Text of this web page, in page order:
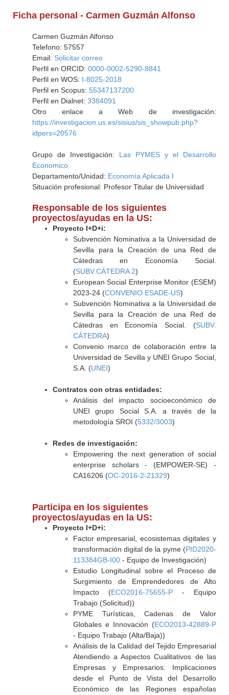
Ficha personal - Carmen Guzmán Alfonso
Carmen Guzmán Alfonso
Telefono: 57557
Email: Solicitar correo
Perfil en ORCID: 0000-0002-5290-8841
Perfil en WOS: I-8025-2018
Perfil en Scopus: 55347137200
Perfil en Dialnet: 3384091
Otro enlace a Web de investigación:
https://investigacion.us.es/sisius/sis_showpub.php?
idpers=20576
Grupo de Investigación: Las PYMES y el Desarrollo
Economico
Departamento/Unidad: Economía Aplicada I
Situación profesional: Profesor Titular de Universidad
Responsable de los siguientes
proyectos/ayudas en la US:
Proyecto I+D+i:
Subvención Nominativa a la Universidad de
Sevilla para la Creación de una Red de
Cátedras en Economía Social.
(SUBV.CÁTEDRA 2)
European Social Enterprise Monitor (ESEM)
2023-24 (CONVENIO ESADE-US)
Subvención Nominativa a la Universidad de
Sevilla para la Creación de una Red de
Cátedras en Economía Social. (SUBV.
CÁTEDRA)
Convenio marco de colaboración entre la
Universidad de Sevilla y UNEI Grupo Social,
S.A. (UNEI)
Contratos con otras entidades:
Análisis del impacto socioeconómico de
UNEI grupo Social S.A. a través de la
metodología SROI (5332/3003)
Redes de investigación:
Empowering the next generation of social
enterprise scholars - (EMPOWER-SE) -
CA16206 (OC-2016-2-21329)
Participa en los siguientes
proyectos/ayudas en la US:
Proyecto I+D+i:
Factor empresarial, ecosistemas digitales y
transformación digital de la pyme (PID2020-
113384GB-I00- Equipo de Investigación)
Estudio Longitudinal sobre el Proceso de
Surgimiento de Emprendedores de Alto
Impacto (ECO2016-75655-P- Equipo
Trabajo (Solicitud))
PYME Turísticas, Cadenas de Valor
Globales e Innovación (ECO2013-42889-P
- Equipo Trabajo (Alta/Baja))
Análisis de la Calidad del Tejido Empresarial
Atendiendo a Aspectos Cualitativos de las
Empresas y Empresarios: Implicaciones
desde el Punto de Vista del Desarrollo
Económico de las Regiones españolas